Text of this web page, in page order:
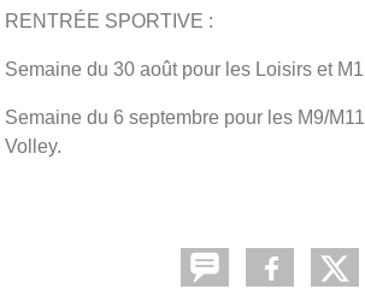
RENTRÉE SPORTIVE :
Semaine du 30 août pour les Loisirs et
Semaine du 6 septembre pour les M9/
Volley.